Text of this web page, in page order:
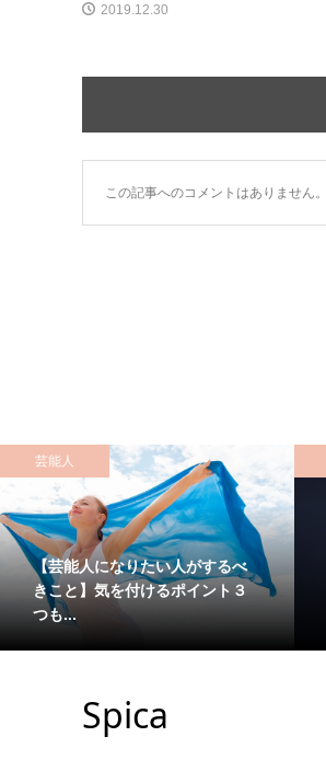
2019.12.30
この記事へのコメントはありません。
芸能人
【芸能人になりたい人がするべ
きこと】気を付けるポイント３
つも...
Spica